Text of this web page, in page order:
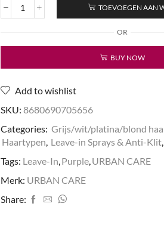
Purple
Conditioner
aantal
TOEVOEGEN AAN
OR
BUY NOW
Add to wishlist
SKU: 8680690705656
Categories: Grijs/wit/platina/blond
Haartypen, Leave-in Sprays & Anti-Klit,
Tags: Leave-In,Purple,URBAN CARE
Merk: URBAN CARE
Share: